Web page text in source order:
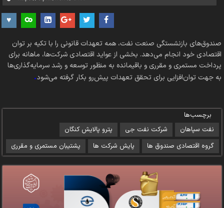
صندوق‌های بازنشستگی صنعت نفت، همه تعهدات قانونی را با تکیه بر توان
اقتصادی‌ خود انجام می‌دهد. بخشی از عواید اقتصادی شرکت‌ها، ماهانه برای
پرداخت مستمری و مقرری و باقیمانده به منظور توسعه و رشد سرمایه‌گذاری‌ها
به جهت توان‌افزایی برای تحقق تعهدات پیش‌رو بکار گرفته می‌شود.
برچسب‌ها
نفت سپاهان
شرکت نفت جی
پترو پالایش کنگان
گروه اقتصادی صندوق ها
پایش شرکت ها پشتیبان مستمری و مقرری